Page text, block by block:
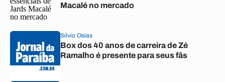
Macalé no mercado
Silvio Osias
Box dos 40 anos de carreira de Zé
Ramalho é presente para seus fãs